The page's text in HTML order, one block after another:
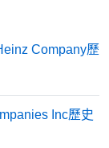
Company歷
Inc歷史